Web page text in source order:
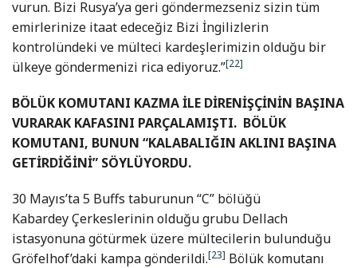
vurun. Bizi Rusya’ya geri göndermezseniz sizin tüm
emirlerinize itaat edeceğiz Bizi İngilizlerin
kontrolündeki ve mülteci kardeşlerimizin olduğu bir
ülkeye göndermenizi rica ediyoruz.”[22]
BÖLÜK KOMUTANI KAZMA İLE DİRENİŞÇİNİN BAŞINA
VURARAK KAFASINI PARÇALAMIŞTI. BÖLÜK
KOMUTANI, BUNUN “KALABALIĞIN AKLINI BAŞINA
GETİRDİĞİNİ” SÖYLÜYORDU.
30 Mayıs’ta 5 Buffs taburunun “C” bölüğü
Kabardey Çerkeslerinin olduğu grubu Dellach
istasyonuna götürmek üzere mültecilerin bulunduğu
Gröfelhof’daki kampa gönderildi.[23] Bölük komutanı